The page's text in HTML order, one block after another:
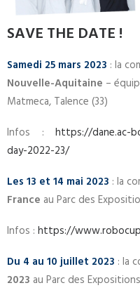
SAVE THE DATE !
Samedi 25 mars 2023 : la
Nouvelle-Aquitaine –
Matmeca, Talence (33)
Infos : https://dane.ac-
day-2022-23/
Les 13 et 14 mai 2023 : la
France au Parc des
Infos : https://
Du 4 au 10 juillet 2023 : la
2023 au Parc des